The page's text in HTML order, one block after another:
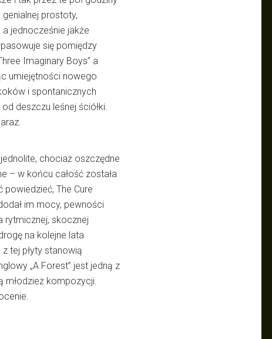
prostoty,
a jednocześnie jakże
się pomiędzy
Imaginary Boys” a
umiejętności nowego
i spontanicznych
deszczu leśnej ściółki.
chociaż oszczędne
– w końcu całość została
The Cure
im mocy, pewności
rytmicznej, skocznej
na kolejne lata
tej płyty stanowią
„A Forest” jest jedną z
młodzież kompozycji.